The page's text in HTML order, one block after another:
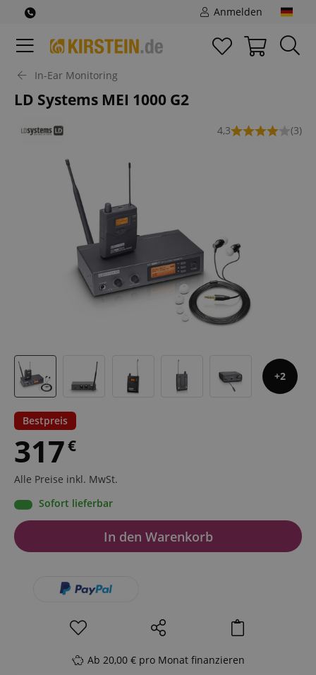
Anmelden
In-Ear Monitoring
LD Systems MEI 1000 G2
4,3 (3)
2
Bestpreis
317€
Alle Preise inkl. MwSt.
Sofort lieferbar
In den Warenkorb
Ab 20,00 € pro Monat finanzieren